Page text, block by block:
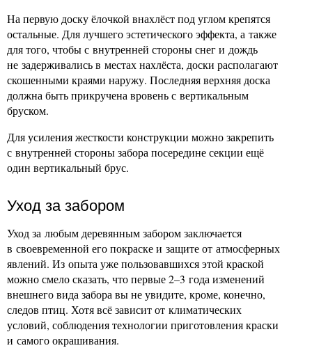
На первую доску ёлочкой внахлёст под углом крепятся
остальные. Для лучшего эстетического эффекта, а также
для того, чтобы с внутренней стороны снег и дождь
не задерживались в местах нахлёста, доски располагают
скошенными краями наружу. Последняя верхняя доска
должна быть прикручена вровень с вертикальным
бруском.
Для усиления жесткости конструкции можно закрепить
с внутренней стороны забора посередине секции ещё
один вертикальный брус.
Уход за забором
Уход за любым деревянным забором заключается
в своевременной его покраске и защите от атмосферных
явлений. Из опыта уже пользовавшихся этой краской
можно смело сказать, что первые 2–3 года изменений
внешнего вида забора вы не увидите, кроме, конечно,
следов птиц. Хотя всё зависит от климатических
условий, соблюдения технологии приготовления краски
и самого окрашивания.